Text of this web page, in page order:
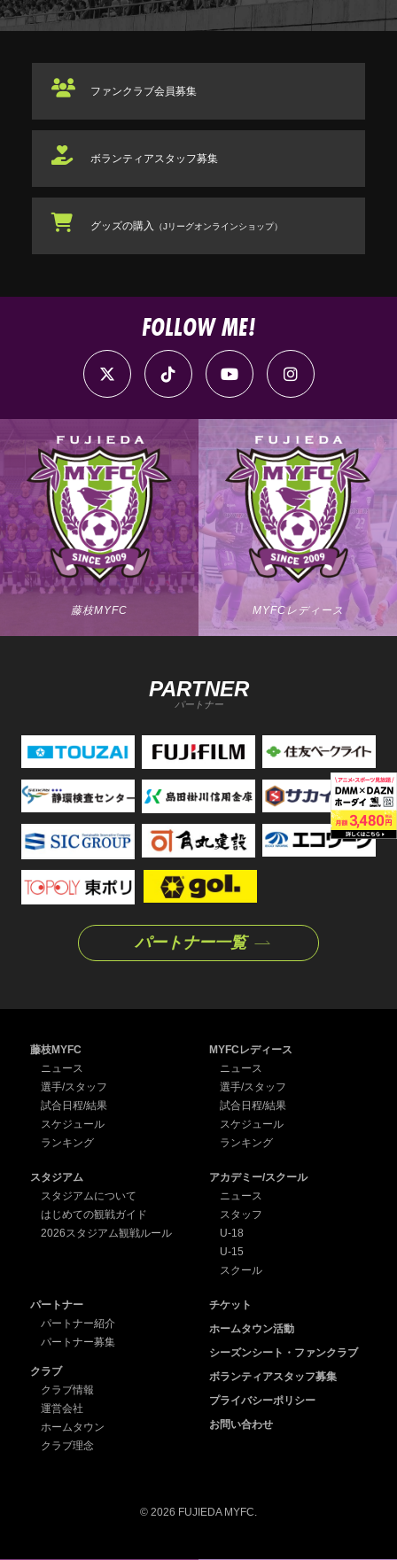
ファンクラブ会員募集
ボランティアスタッフ募集
グッズの購入 （Jリーグオンラインショップ）
FOLLOW ME!
藤枝MYFC MYFCレディース
PARTNER
パートナー
パートナー一覧
藤枝MYFC
ニュース
選手/スタッフ
試合日程/結果
スケジュール
ランキング
MYFCレディース
ニュース
選手/スタッフ
試合日程/結果
スケジュール
ランキング
スタジアム
スタジアムについて
はじめての観戦ガイド
2026スタジアム観戦ルール
アカデミー/スクール
ニュース
スタッフ
U-18
U-15
スクール
パートナー
パートナー紹介
パートナー募集
クラブ
クラブ情報
運営会社
ホームタウン
クラブ理念
チケット
ホームタウン活動
シーズンシート・ファンクラブ
ボランティアスタッフ募集
プライバシーポリシー
お問い合わせ
© 2026 FUJIEDA MYFC.